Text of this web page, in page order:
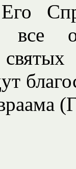
Его
все